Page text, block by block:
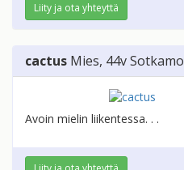
Liity ja ota yhteyttä
cactus Mies, 44vSotkamo
Avoin mielin liikentessa. . .